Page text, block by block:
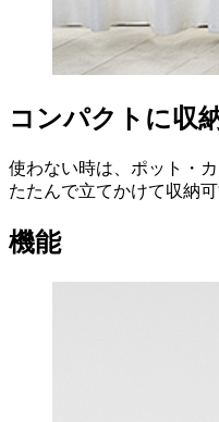
コンパクトに収
使わない時は、ポット・
たたんで立てかけて収納可
機能